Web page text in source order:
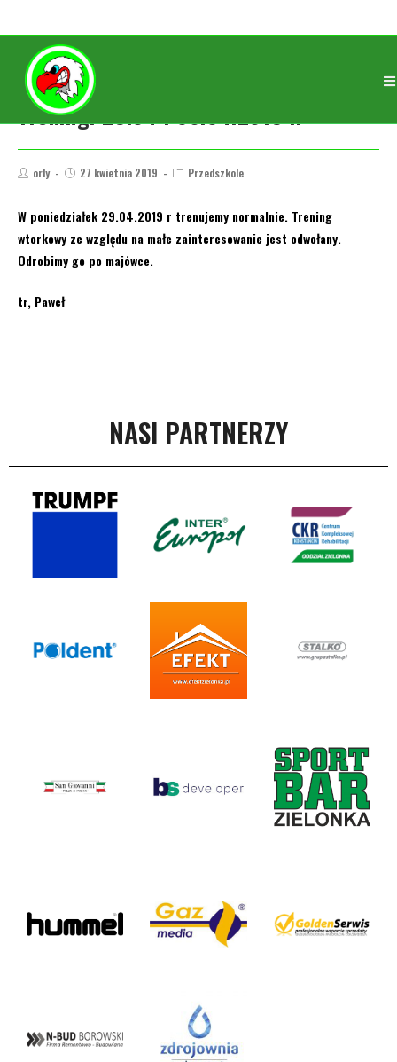
Treningi 29.04 i 30.04.2019 r.
orly 27 kwietnia 2019 Przedszkole
W poniedziałek 29.04.2019 r trenujemy normalnie. Trening
wtorkowy ze względu na małe zainteresowanie jest odwołany.
Odrobimy go po majówce.
tr, Paweł
NASI PARTNERZY